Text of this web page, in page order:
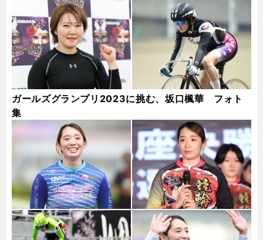
ガールズグランプリ2023に挑む、坂口楓華 フォト
集